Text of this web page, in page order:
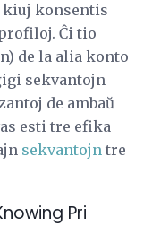
kiuj konsentis
Ĉi tio
de la alia konto
sekvantojn
de ambaŭ
esti tre efika
sekvantojn tre
Pri